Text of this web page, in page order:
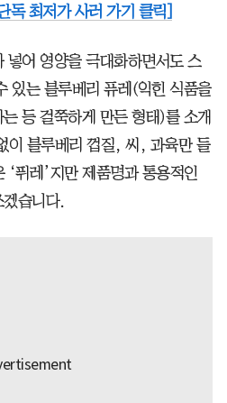
독 최저가 사러 가기 클릭]
넣어 영양을 극대화하면서도 스
있는 블루베리 퓨레(익힌 식품을
등 걸쭉하게 만든 형태)를 소개
이 블루베리 껍질, 씨, 과육만 들
‘퓌레’지만 제품명과 통용적인
습니다.